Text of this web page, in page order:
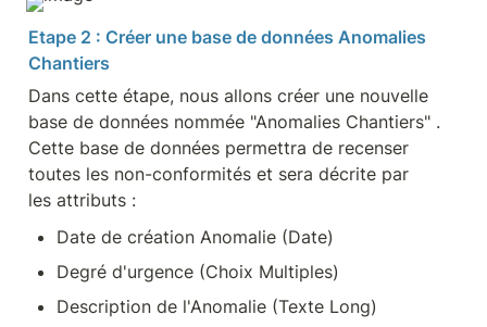
Etape 2 : Créer une base de données Anomalies
Chantiers
Dans cette étape, nous allons créer une nouvelle
base de données nommée "Anomalies Chantiers" .
Cette base de données permettra de recenser
toutes les non-conformités et sera décrite par
les attributs :
Date de création Anomalie (Date)
Degré d'urgence (Choix Multiples)
Description de l'Anomalie (Texte Long)